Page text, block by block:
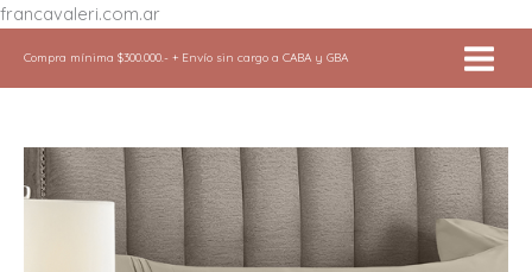
francavaleri.com.ar
contenido
Compra mínima $300.000.- + Envío sin cargo a CABA y GBA